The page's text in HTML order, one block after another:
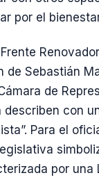
por el
de Sebastián
de
describen con
Para el
por una